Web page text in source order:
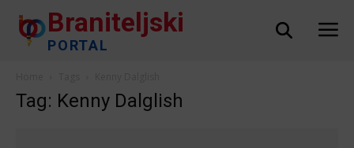
Braniteljski
PORTAL
Tag: Kenny Dalglish